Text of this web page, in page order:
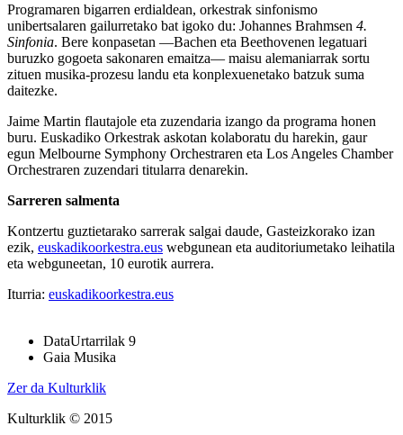
Programaren bigarren erdialdean, orkestrak sinfonismo
unibertsalaren gailurretako bat igoko du: Johannes Brahmsen 4.
Sinfonia. Bere konpasetan —Bachen eta Beethovenen legatuari
buruzko gogoeta sakonaren emaitza— maisu alemaniarrak sortu
zituen musika-prozesu landu eta konplexuenetako batzuk suma
daitezke.
Jaime Martin flautajole eta zuzendaria izango da programa honen
buru. Euskadiko Orkestrak askotan kolaboratu du harekin, gaur
egun Melbourne Symphony Orchestraren eta Los Angeles Chamber
Orchestraren zuzendari titularra denarekin.
Sarreren salmenta
Kontzertu guztietarako sarrerak salgai daude, Gasteizkorako izan
ezik, euskadikoorkestra.eus webgunean eta auditoriumetako leihatila
eta webguneetan, 10 eurotik aurrera.
Iturria: euskadikoorkestra.eus
DataUrtarrilak 9
Gaia Musika
Zer da Kulturklik
Kulturklik © 2015